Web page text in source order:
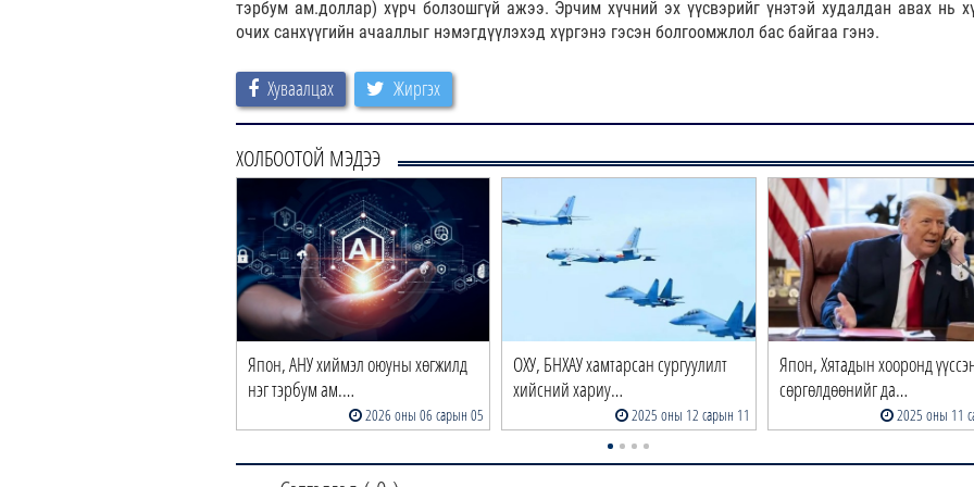
тэрбум ам.доллар) хүрч болзошгүй ажээ. Эрчим хүчний эх үүсвэрийг үнэтэй худалдан авах нь
очих санхүүгийн ачааллыг нэмэгдүүлэхэд хүргэнэ гэсэн болгоомжлол бас байгаа гэнэ.
Хуваалцах Жиргэх
ХОЛБООТОЙ МЭДЭЭ
Япон, АНУ хиймэл оюуны хөгжилд
нэг тэрбум ам.…
2026 оны 06 сарын 05
ОХУ, БНХАУ хамтарсан сургуулилт
хийсний хариу…
2025 оны 12 сарын 11
Япон, Хятадын хооронд
сөргөлдөөнийг да…
2025 оны 11